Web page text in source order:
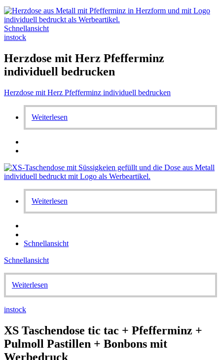
Schnellansicht
instock
Herzdose mit Herz Pfefferminz
individuell bedrucken
Herzdose mit Herz Pfefferminz individuell bedrucken
Weiterlesen
Weiterlesen
Schnellansicht
Schnellansicht
Weiterlesen
instock
XS Taschendose tic tac + Pfefferminz +
Pulmoll Pastillen + Bonbons mit
Werbedruck